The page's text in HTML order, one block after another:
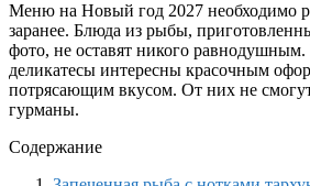
Меню на Новый год 2027 необходимо
заранее. Блюда из рыбы,
фото, не оставят никого
деликатесы интересны красочным
потрясающим вкусом. От них не смогут
гурманы.
Содержание